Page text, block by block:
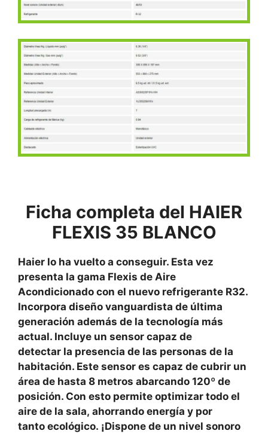
Ficha completa del HAIER
FLEXIS 35 BLANCO
Haier lo ha vuelto a conseguir. Esta vez
presenta la gama Flexis de Aire
Acondicionado con el nuevo refrigerante R32.
Incorpora diseño vanguardista de última
generación además de la tecnología más
actual. Incluye un sensor capaz de
detectar la presencia de las personas de la
habitación. Este sensor es capaz de cubrir un
área de hasta 8 metros abarcando 120º de
posición. Con esto permite optimizar todo el
aire de la sala, ahorrando energía y por
tanto ecológico. ¡Dispone de un nivel sonoro